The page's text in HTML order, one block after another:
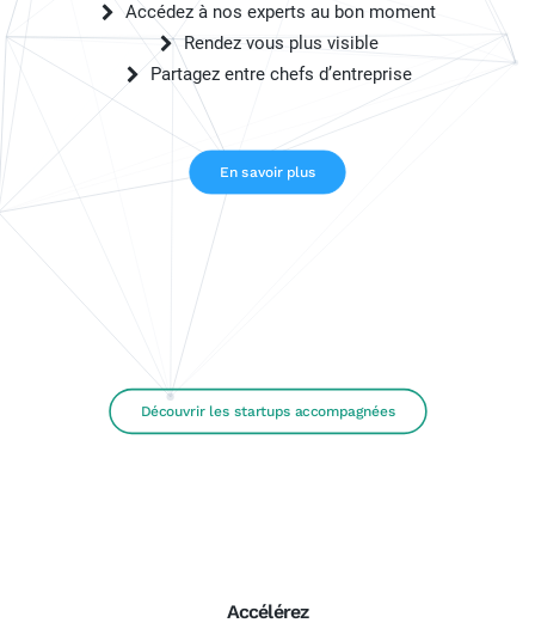
Accédez à nos experts au bon moment
Rendez vous plus visible
Partagez entre chefs d’entreprise
En savoir plus
Découvrir les startups accompagnées
Accélérez